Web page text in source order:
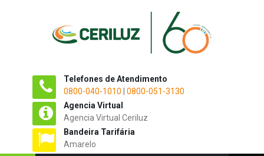
Telefones de Atendimento
0800-040-1010
0800-051-3130
Agencia Virtual
Agencia Virtual Ceriluz
Bandeira Tarifária
Amarelo